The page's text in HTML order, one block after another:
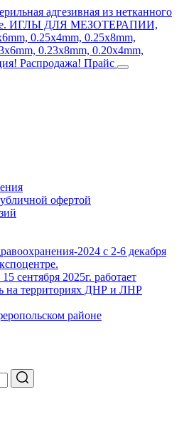
адгезивная из нетканного
ИГЛЫ ДЛЯ МЕЗОТЕРАПИИ,
0.25x4mm, 0.25x8mm,
0.23x8mm, 0.20x4mm,
Распродажа! Прайс
офертой
2024 с 2-6 декабря
сентября 2025г. работает
на территориях ДНР и ЛНР
районе